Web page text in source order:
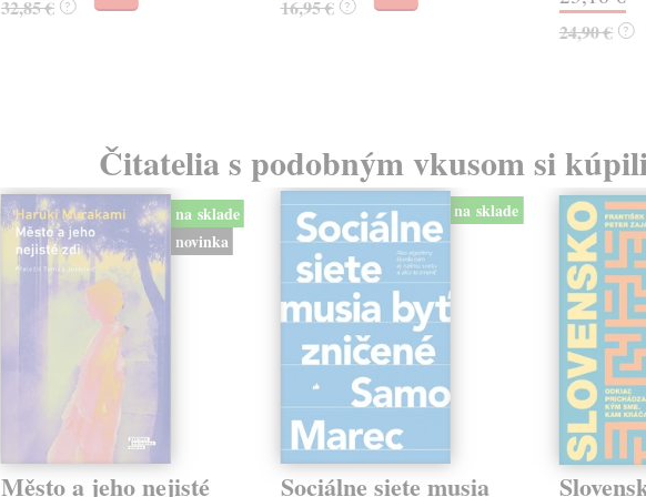
32,85 € ? 16,95 € ?
24,90 € ?
Čitatelia s podobným vkusom si
na sklade
novinka
Město a jeho nejisté
na sklade
Sociálne siete musia